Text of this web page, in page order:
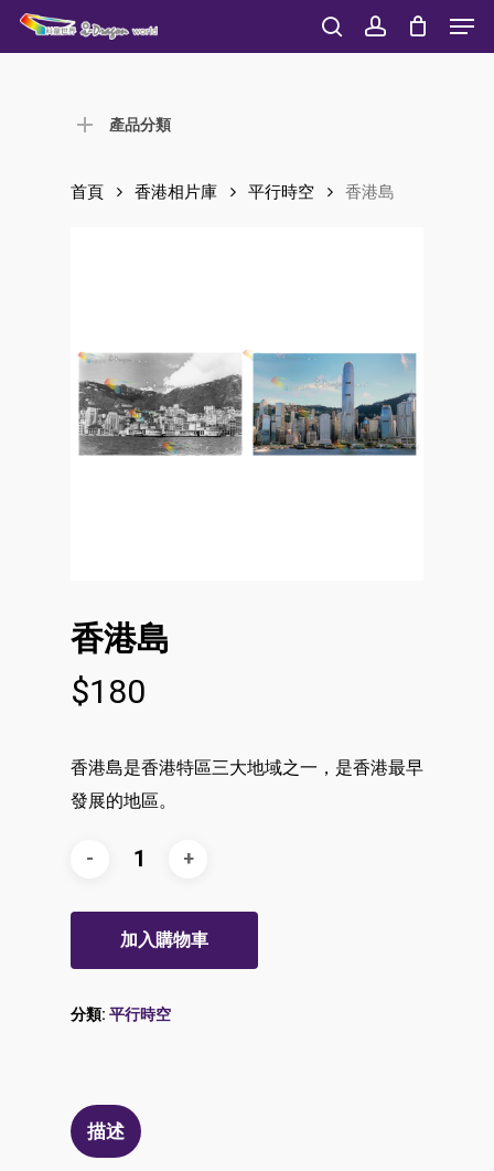
Skip
to
searchaccount
產品分類
首頁 香港相片庫 平行時空 香港島
香港島
$180
香港島是香港特區三大地域之一，是香港最早
發展的地區。
加入購物車
分類: 平行時空
描述